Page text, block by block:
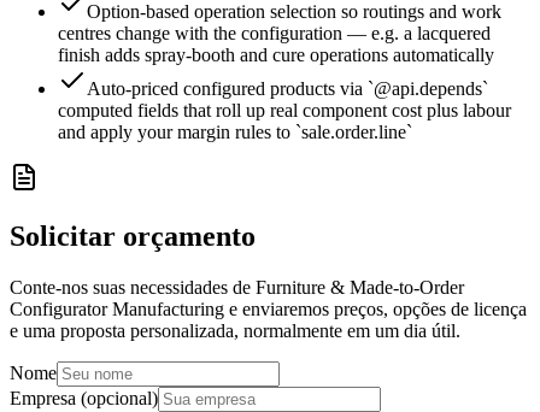
Option-based operation selection so routings and work
centres change with the configuration — e.g. a lacquered
finish adds spray-booth and cure operations automatically
Auto-priced configured products via `@api.depends`
computed fields that roll up real component cost plus labour
and apply your margin rules to `sale.order.line`
Solicitar orçamento
Conte-nos suas necessidades de Furniture & Made-to-Order
Configurator Manufacturing e enviaremos preços, opções de licença
e uma proposta personalizada, normalmente em um dia útil.
Nome
Empresa (opcional)